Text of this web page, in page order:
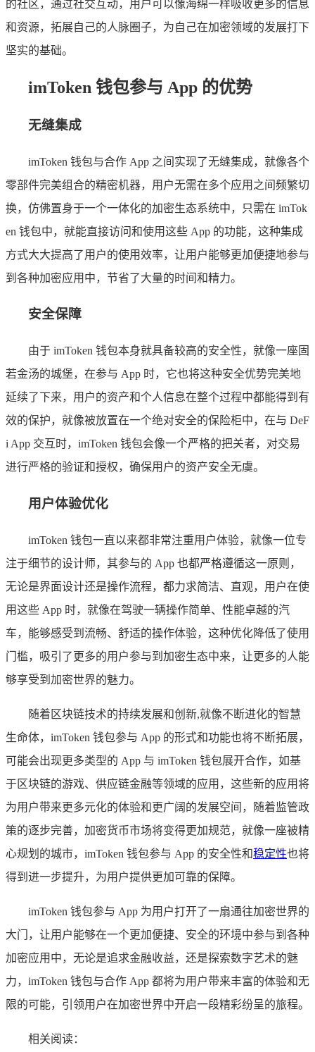
的社区，通过社交互动，用户可以像海绵一样吸收更多的信息
和资源，拓展自己的人脉圈子，为自己在加密领域的发展打下
坚实的基础。
imToken 钱包参与 App 的优势
无缝集成
imToken 钱包与合作 App 之间实现了无缝集成，就像各个
零部件完美组合的精密机器，用户无需在多个应用之间频繁切
换，仿佛置身于一个一体化的加密生态系统中，只需在 imTok
en 钱包中，就能直接访问和使用这些 App 的功能，这种集成
方式大大提高了用户的使用效率，让用户能够更加便捷地参与
到各种加密应用中，节省了大量的时间和精力。
安全保障
由于 imToken 钱包本身就具备较高的安全性，就像一座固
若金汤的城堡，在参与 App 时，它也将这种安全优势完美地
延续了下来，用户的资产和个人信息在整个过程中都能得到有
效的保护，就像被放置在一个绝对安全的保险柜中，在与 DeF
i App 交互时，imToken 钱包会像一个严格的把关者，对交易
进行严格的验证和授权，确保用户的资产安全无虞。
用户体验优化
imToken 钱包一直以来都非常注重用户体验，就像一位专
注于细节的设计师，其参与的 App 也都严格遵循这一原则，
无论是界面设计还是操作流程，都力求简洁、直观，用户在使
用这些 App 时，就像在驾驶一辆操作简单、性能卓越的汽
车，能够感受到流畅、舒适的操作体验，这种优化降低了使用
门槛，吸引了更多的用户参与到加密生态中来，让更多的人能
够享受到加密世界的魅力。
随着区块链技术的持续发展和创新,就像不断进化的智慧
生命体，imToken 钱包参与 App 的形式和功能也将不断拓展，
可能会出现更多类型的 App 与 imToken 钱包展开合作，如基
于区块链的游戏、供应链金融等领域的应用，这些新的应用将
为用户带来更多元化的体验和更广阔的发展空间，随着监管政
策的逐步完善，加密货币市场将变得更加规范，就像一座被精
心规划的城市，imToken 钱包参与 App 的安全性和稳定性也将
得到进一步提升，为用户提供更加可靠的保障。
imToken 钱包参与 App 为用户打开了一扇通往加密世界的
大门，让用户能够在一个更加便捷、安全的环境中参与到各种
加密应用中，无论是追求金融收益，还是探索数字艺术的魅
力，imToken 钱包与合作 App 都将为用户带来丰富的体验和无
限的可能，引领用户在加密世界中开启一段精彩纷呈的旅程。
相关阅读：